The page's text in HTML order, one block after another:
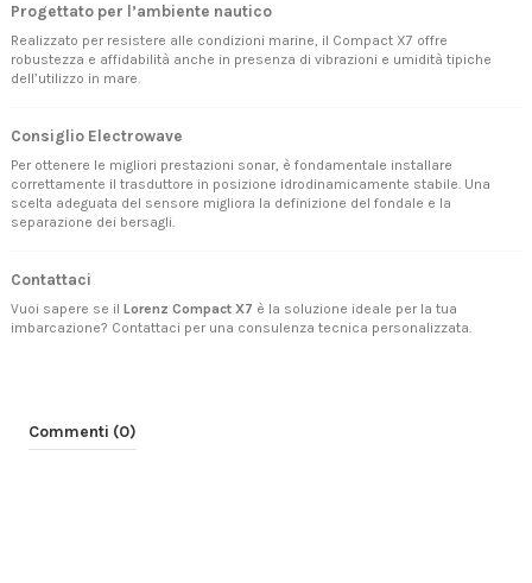
Progettato per l’ambiente nautico
Realizzato per resistere alle condizioni marine, il Compact X7 offre
robustezza e affidabilità anche in presenza di vibrazioni e umidità tipiche
dell’utilizzo in mare.
Consiglio Electrowave
Per ottenere le migliori prestazioni sonar, è fondamentale installare
correttamente il trasduttore in posizione idrodinamicamente stabile. Una
scelta adeguata del sensore migliora la definizione del fondale e la
separazione dei bersagli.
Contattaci
Vuoi sapere se il Lorenz Compact X7 è la soluzione ideale per la tua
imbarcazione? Contattaci per una consulenza tecnica personalizzata.
Commenti (0)